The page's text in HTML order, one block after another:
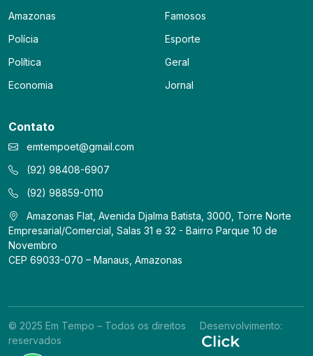
Amazonas
Polícia
Política
Economia
Famosos
Esporte
Geral
Jornal
Contato
emtempoet@gmail.com
(92) 98408-6907
(92) 98859-0110
Amazonas Flat, Avenida Djalma Batista, 3000, Torre Norte
Empresarial/Comercial, Salas 31 e 32 - Bairro Parque 10 de
Novembro
CEP 69033-070 – Manaus, Amazonas
© 2025 Em Tempo – Todos os direitos
reservados
Desenvolvimento: